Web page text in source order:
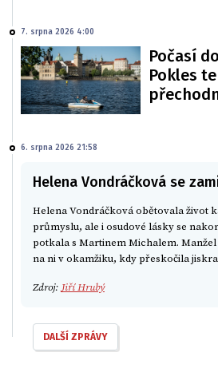
7. srpna 2026 4:00
Počasí
Pokles
6. srpna 2026 21:58
Helena Vondráčková se
Helena Vondráčková obětovala život
průmyslu, ale i osudové lásky se
potkala s Martinem Michalem.
na ni v okamžiku, kdy přeskočila
Zdroj: Jiří Hrubý
DALŠÍ ZPRÁVY